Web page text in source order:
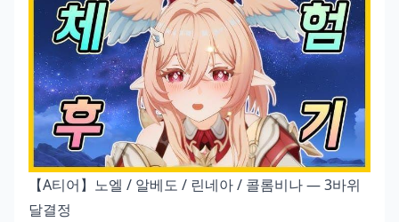
【A티어】노엘 / 알베도 / 린네아 / 콜롬비나 — 3바위
달결정